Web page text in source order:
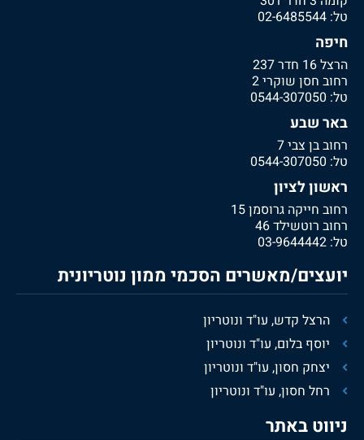
טל: 02-6485544
חיפה
הרצל 16 חדר 237
רחוב חסן שוקרי 2
טל: 0544-307050
באר שבע
רחוב בן צבי 7
טל: 0544-307050
ראשון לציון
רחוב חייקה גרוסמן 15
רחוב רוטשילד 46
טל: 03-9644442
יועצים/מאשרים הסכמי ממון נוטריונית
הרצל קדש, עו"ד ונוטריון
יוסף בלום, עו"ד ונוטריון
יצחק חסון, עו"ד ונוטריון
רחל חסון, עו"ד ונוטריון
ניווט באתר